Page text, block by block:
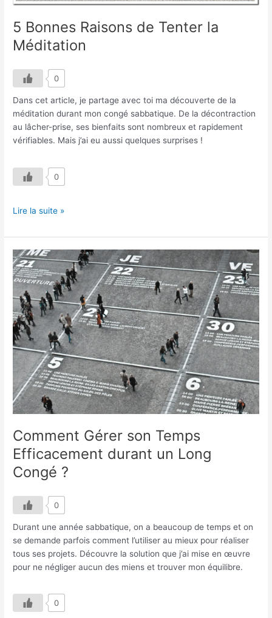
5 Bonnes Raisons de Tenter la
Méditation
0
Dans cet article, je partage avec toi ma découverte de la
méditation durant mon congé sabbatique. De la décontraction
au lâcher-prise, ses bienfaits sont nombreux et rapidement
vérifiables. Mais j’ai eu aussi quelques surprises !
0
Lire la suite »
Comment Gérer son Temps
Efficacement durant un Long
Congé ?
0
Durant une année sabbatique, on a beaucoup de temps et on
se demande parfois comment l’utiliser au mieux pour réaliser
tous ses projets. Découvre la solution que j’ai mise en œuvre
pour ne négliger aucun des miens et trouver mon équilibre.
0
Comment
Gérer
son
Temps
Efficacement
durant
un
Long
Congé